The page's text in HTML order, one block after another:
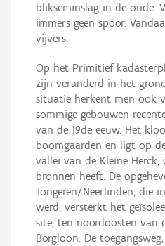
blikseminslag in de oude.
immers geen spoor.
vijvers.
Op het Primitief
zijn veranderd in het
situatie herkent men ook
sommige gebouwen
van de 19de eeuw. Het
boomgaarden en ligt op
vallei van de Kleine
bronnen heeft. De
Tongeren/Neerlinden, die
werd, versterkt het
site, ten noordoosten van
Borgloon. De